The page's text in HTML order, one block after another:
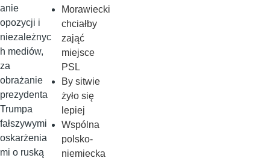
anie
opozycji i
niezależnyc
h mediów,
za
obrażanie
prezydenta
Trumpa
fałszywymi
oskarżenia
mi o ruską
Morawiecki
chciałby
zająć
miejsce
PSL
By sitwie
żyło się
lepiej
Wspólna
polsko-
niemiecka